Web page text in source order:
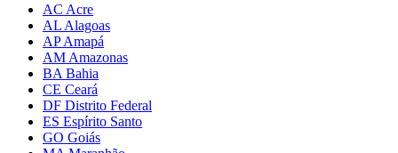
AC Acre
AL Alagoas
AP Amapá
AM Amazonas
BA Bahia
CE Ceará
DF Distrito Federal
ES Espírito Santo
GO Goiás